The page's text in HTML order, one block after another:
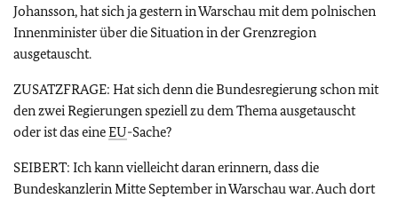
Johansson, hat sich ja gestern in Warschau mit dem polnischen
Innenminister über die Situation in der Grenzregion
ausgetauscht.
ZUSATZFRAGE: Hat sich denn die Bundesregierung schon mit
den zwei Regierungen speziell zu dem Thema ausgetauscht
oder ist das eineEU-Sache?
SEIBERT: Ich kann vielleicht daran erinnern, dass die
Bundeskanzlerin Mitte September in Warschau war. Auch dort